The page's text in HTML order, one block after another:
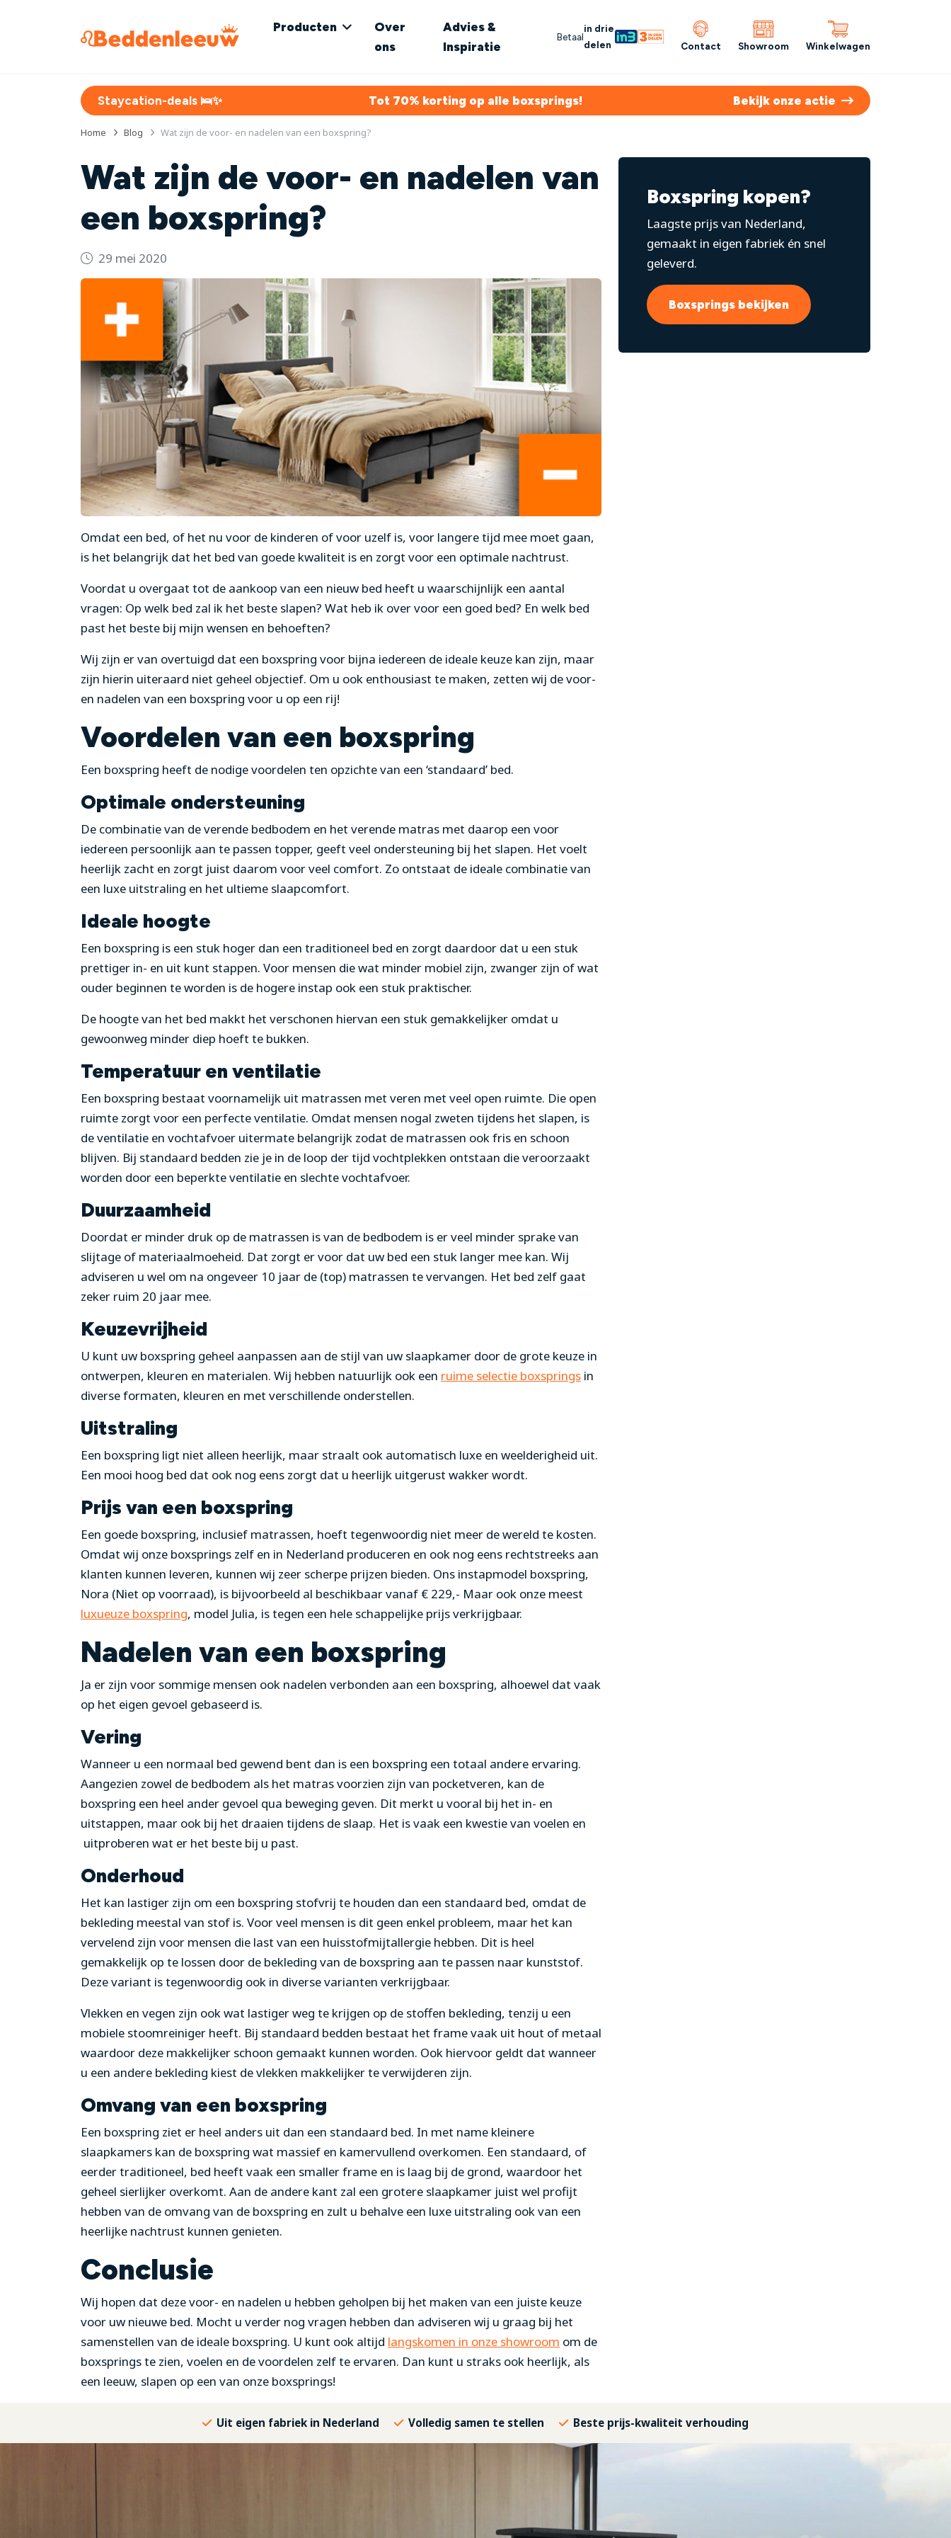
Betaal
in drie
delen
Contact Showroom Winkelwagen
Producten
Over
ons
Advies &
Inspiratie
Staycation-deals 🛌✨ Tot 70% korting op alle boxsprings! Bekijk onze actie
Home Blog Wat zijn de voor- en nadelen van een boxspring?
Wat zijn de voor- en nadelen van
een boxspring?
29 mei 2020
Omdat een bed, of het nu voor de kinderen of voor uzelf is, voor langere tijd mee moet gaan,
is het belangrijk dat het bed van goede kwaliteit is en zorgt voor een optimale nachtrust.
Voordat u overgaat tot de aankoop van een nieuw bed heeft u waarschijnlijk een aantal
vragen: Op welk bed zal ik het beste slapen? Wat heb ik over voor een goed bed? En welk bed
past het beste bij mijn wensen en behoeften?
Wij zijn er van overtuigd dat een boxspring voor bijna iedereen de ideale keuze kan zijn, maar
zijn hierin uiteraard niet geheel objectief. Om u ook enthousiast te maken, zetten wij de voor-
en nadelen van een boxspring voor u op een rij!
Voordelen van een boxspring
Een boxspring heeft de nodige voordelen ten opzichte van een ‘standaard’ bed.
Optimale ondersteuning
De combinatie van de verende bedbodem en het verende matras met daarop een voor
iedereen persoonlijk aan te passen topper, geeft veel ondersteuning bij het slapen. Het voelt
heerlijk zacht en zorgt juist daarom voor veel comfort. Zo ontstaat de ideale combinatie van
een luxe uitstraling en het ultieme slaapcomfort.
Ideale hoogte
Een boxspring is een stuk hoger dan een traditioneel bed en zorgt daardoor dat u een stuk
prettiger in- en uit kunt stappen. Voor mensen die wat minder mobiel zijn, zwanger zijn of wat
ouder beginnen te worden is de hogere instap ook een stuk praktischer.
De hoogte van het bed makkt het verschonen hiervan een stuk gemakkelijker omdat u
gewoonweg minder diep hoeft te bukken.
Temperatuur en ventilatie
Een boxspring bestaat voornamelijk uit matrassen met veren met veel open ruimte. Die open
ruimte zorgt voor een perfecte ventilatie. Omdat mensen nogal zweten tijdens het slapen, is
de ventilatie en vochtafvoer uitermate belangrijk zodat de matrassen ook fris en schoon
blijven. Bij standaard bedden zie je in de loop der tijd vochtplekken ontstaan die veroorzaakt
worden door een beperkte ventilatie en slechte vochtafvoer.
Duurzaamheid
Doordat er minder druk op de matrassen is van de bedbodem is er veel minder sprake van
slijtage of materiaalmoeheid. Dat zorgt er voor dat uw bed een stuk langer mee kan. Wij
adviseren u wel om na ongeveer 10 jaar de (top) matrassen te vervangen. Het bed zelf gaat
zeker ruim 20 jaar mee.
Keuzevrijheid
U kunt uw boxspring geheel aanpassen aan de stijl van uw slaapkamer door de grote keuze in
ontwerpen, kleuren en materialen. Wij hebben natuurlijk ook een ruime selectie boxsprings in
diverse formaten, kleuren en met verschillende onderstellen.
Uitstraling
Een boxspring ligt niet alleen heerlijk, maar straalt ook automatisch luxe en weelderigheid uit.
Een mooi hoog bed dat ook nog eens zorgt dat u heerlijk uitgerust wakker wordt.
Prijs van een boxspring
Een goede boxspring, inclusief matrassen, hoeft tegenwoordig niet meer de wereld te kosten.
Omdat wij onze boxsprings zelf en in Nederland produceren en ook nog eens rechtstreeks aan
klanten kunnen leveren, kunnen wij zeer scherpe prijzen bieden. Ons instapmodel boxspring,
Nora (Niet op voorraad), is bijvoorbeeld al beschikbaar vanaf € 229,- Maar ook onze meest
luxueuze boxspring, model Julia, is tegen een hele schappelijke prijs verkrijgbaar.
Nadelen van een boxspring
Ja er zijn voor sommige mensen ook nadelen verbonden aan een boxspring, alhoewel dat vaak
op het eigen gevoel gebaseerd is.
Vering
Wanneer u een normaal bed gewend bent dan is een boxspring een totaal andere ervaring.
Aangezien zowel de bedbodem als het matras voorzien zijn van pocketveren, kan de
boxspring een heel ander gevoel qua beweging geven. Dit merkt u vooral bij het in- en
uitstappen, maar ook bij het draaien tijdens de slaap. Het is vaak een kwestie van voelen en
uitproberen wat er het beste bij u past.
Onderhoud
Het kan lastiger zijn om een boxspring stofvrij te houden dan een standaard bed, omdat de
bekleding meestal van stof is. Voor veel mensen is dit geen enkel probleem, maar het kan
vervelend zijn voor mensen die last van een huisstofmijtallergie hebben. Dit is heel
gemakkelijk op te lossen door de bekleding van de boxspring aan te passen naar kunststof.
Deze variant is tegenwoordig ook in diverse varianten verkrijgbaar.
Vlekken en vegen zijn ook wat lastiger weg te krijgen op de stoffen bekleding, tenzij u een
mobiele stoomreiniger heeft. Bij standaard bedden bestaat het frame vaak uit hout of metaal
waardoor deze makkelijker schoon gemaakt kunnen worden. Ook hiervoor geldt dat wanneer
u een andere bekleding kiest de vlekken makkelijker te verwijderen zijn.
Omvang van een boxspring
Een boxspring ziet er heel anders uit dan een standaard bed. In met name kleinere
slaapkamers kan de boxspring wat massief en kamervullend overkomen. Een standaard, of
eerder traditioneel, bed heeft vaak een smaller frame en is laag bij de grond, waardoor het
geheel sierlijker overkomt. Aan de andere kant zal een grotere slaapkamer juist wel profijt
hebben van de omvang van de boxspring en zult u behalve een luxe uitstraling ook van een
heerlijke nachtrust kunnen genieten.
Conclusie
Wij hopen dat deze voor- en nadelen u hebben geholpen bij het maken van een juiste keuze
voor uw nieuwe bed. Mocht u verder nog vragen hebben dan adviseren wij u graag bij het
samenstellen van de ideale boxspring. U kunt ook altijd langskomen in onze showroom om de
boxsprings te zien, voelen en de voordelen zelf te ervaren. Dan kunt u straks ook heerlijk, als
een leeuw, slapen op een van onze boxsprings!
Boxspring kopen?
Laagste prijs van Nederland,
gemaakt in eigen fabriek én snel
geleverd.
Boxsprings bekijken
Uit eigen fabriek in Nederland Volledig samen te stellen Beste prijs-kwaliteit verhouding